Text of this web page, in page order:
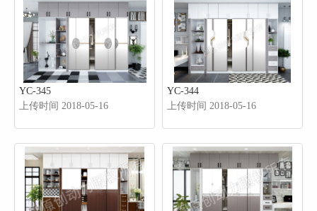
YC-345
上传时间 2018-05-16
YC-344
上传时间 2018-05-16